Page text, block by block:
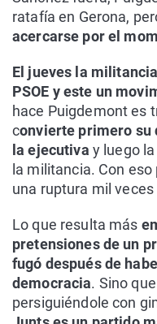
ratafía en Gerona,
acercarse por el
El jueves la
PSOE y este un
hace Puigdemont es
convierte primero su
la ejecutiva y luego
la militancia. Con
una ruptura mil
Lo que resulta más
pretensiones de un
fugó después de
democracia. Sino
persiguiéndole con